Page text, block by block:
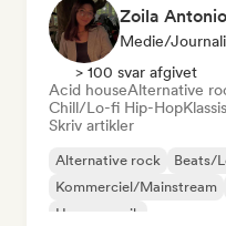
Zoila Antonio
Medie/
> 100 svar afgivet
Acid houseAlternative
Chill/Lo-fi Hip-Hop
Skriv artikler
Alternative rock Beats/
Kommerciel/Mainstream
House-musik